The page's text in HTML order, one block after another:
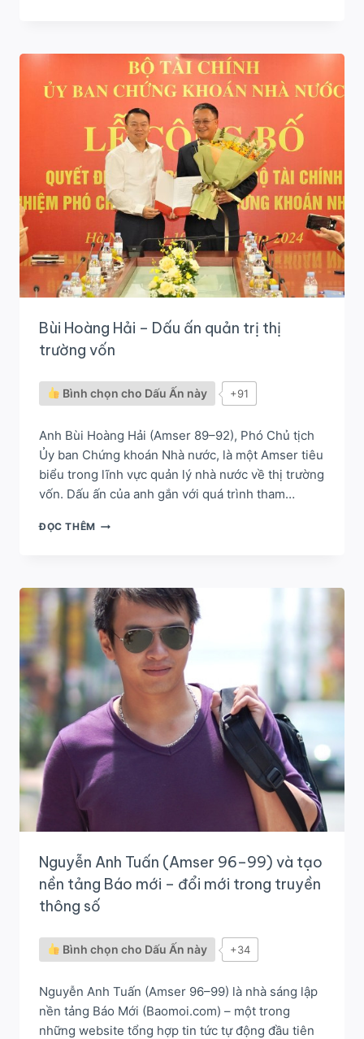
NGƯỜI
NAM
BẢO
THIÊN
NHIÊN
TẦM
VÓC
QUỐC
TẾ
Bùi Hoàng Hải – Dấu ấn quản trị thị
trường vốn
Bình chọn cho Dấu Ấn này +91
Anh Bùi Hoàng Hải (Amser 89–92), Phó Chủ tịch
Ủy ban Chứng khoán Nhà nước, là một Amser tiêu
biểu trong lĩnh vực quản lý nhà nước về thị trường
vốn. Dấu ấn của anh gắn với quá trình tham…
ĐỌC THÊMBÙI
DẤU
ẤN
QUẢN
TRỊ
THỊ
TRƯỜNG
VỐN
Nguyễn Anh Tuấn (Amser 96–99) và tạo
nền tảng Báo mới – đổi mới trong truyền
thông số
Bình chọn cho Dấu Ấn này +34
Nguyễn Anh Tuấn (Amser 96–99) là nhà sáng lập
nền tảng Báo Mới (Baomoi.com) – một trong
những website tổng hợp tin tức tự động đầu tiên